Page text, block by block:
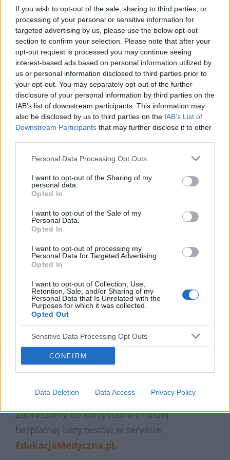
If you wish to opt-out of the sale, sharing to third parties, or
processing of your personal or sensitive information for
targeted advertising by us, please use the below opt-out
section to confirm your selection. Please note that after your
opt-out request is processed you may continue seeing
interest-based ads based on personal information utilized by
us or personal information disclosed to third parties prior to
your opt-out. You may separately opt-out of the further
disclosure of your personal information by third parties on the
IAB’s list of downstream participants. This information may
also be disclosed by us to third parties on the IAB’s List of
Downstream Participants that may further disclose it to other
Personal Data Processing Opt Outs
I want to opt-out of the Sharing of my
personal data.
Opted In
I want to opt-out of the Sale of my
Personal Data.
Opted In
I want to opt-out of processing my
Personal Data for Targeted Advertising.
Opted In
I want to opt-out of Collection, Use,
Retention, Sale, and/or Sharing of my
Personal Data that Is Unrelated with the
Purposes for which it was collected.
Opted Out
Sensitive Data Processing Opt Outs
CONFIRM
Data Deletion Data Access Privacy Policy
specjalizacji:
Onkologia
Kardiologia
Stomatologia
Alergologia
Medycyna rodzinna
Anestezjologia i intensywna terapia
Choroby wewnętrzne
Dermatologia
Psychiatria
Pediatria
Neurologia
Ginekologia
Endokrynologia
Przypominamy, że za określone aktywności w
serwisie EdukacjaMedyczna.pl, lekarze mogą
otrzymać DokPunkty, które wpływają na
Ranking użytkowników, np.: za polecenie
naszego serwisu polecający jak i polecony
Na koniec każdego miesiąca 5 osób, które
zdobędzie największą liczbę DokPunktów
rzeczowe.
Zapraszamy do korzystania z naszej
bezpłatnej bazy testów w serwisie
EdukacjaMedyczna.pl.